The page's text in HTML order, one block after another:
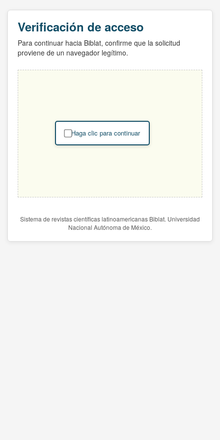
Verificación de acceso
Para continuar hacia Biblat, confirme que la solicitud
proviene de un navegador legítimo.
Haga clic para continuar
Sistema de revistas científicas latinoamericanas Biblat. Universidad
Nacional Autónoma de México.